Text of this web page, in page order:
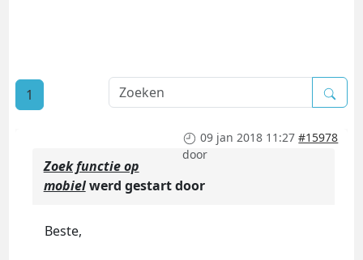
1
09 jan 2018 11:27 #15978
door
Zoek functie op
mobielwerd gestart door
Beste,